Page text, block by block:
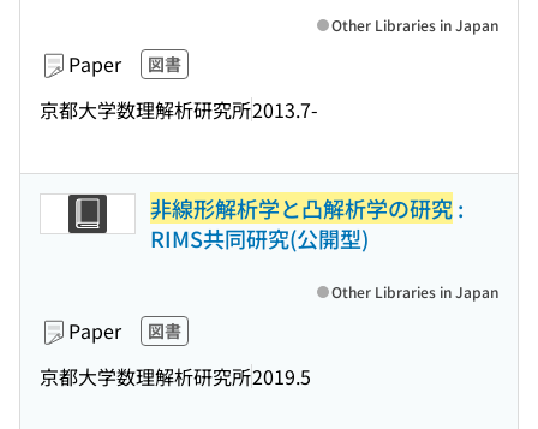
Paper 図書
京都大学数理解析研究所2013.7-
Other Libraries in Japan
非線形解析学と凸解析学の研究:
RIMS共同研究(公開型)
Paper 図書
京都大学数理解析研究所2019.5
Other Libraries in Japan